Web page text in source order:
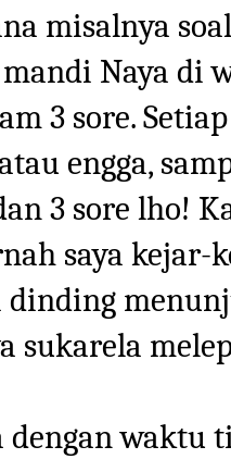
misalnya
Naya di
3 sore.
engga,
3 sore lho!
saya
sukarela
waktu